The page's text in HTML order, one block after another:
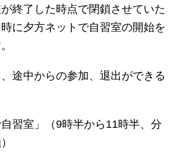
終了した時点で閉鎖させていた
に夕方ネットで自習室の開始を
途中からの参加、退出ができる
習室」（9時半から11時半、分